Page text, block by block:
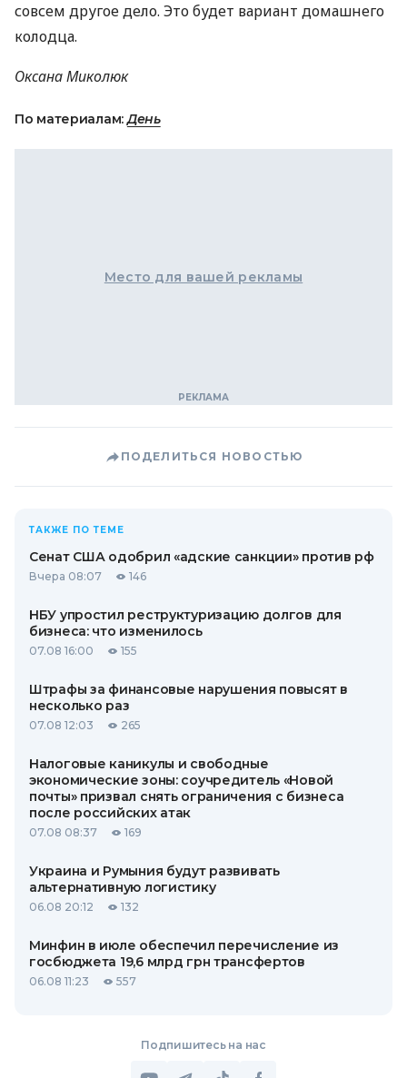
совсем другое дело. Это будет вариант домашнего
колодца.
Оксана Миколюк
По материалам:День
Место для вашей рекламы
ПОДЕЛИТЬСЯ НОВОСТЬЮ
ТАКЖЕ ПО ТЕМЕ
Сенат США одобрил «адские санкции» против рф
Вчера 08:07 146
НБУ упростил реструктуризацию долгов для
бизнеса: что изменилось
07.08 16:00 155
Штрафы за финансовые нарушения повысят в
несколько раз
07.08 12:03 265
Налоговые каникулы и свободные
экономические зоны: соучредитель «Новой
почты» призвал снять ограничения с бизнеса
после российских атак
07.08 08:37 169
Украина и Румыния будут развивать
альтернативную логистику
06.08 20:12 132
Минфин в июле обеспечил перечисление из
госбюджета 19,6 млрд грн трансфертов
06.08 11:23 557
Подпишитесь на нас